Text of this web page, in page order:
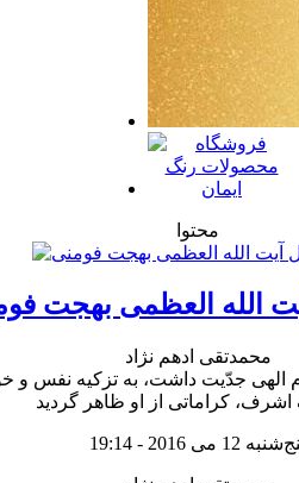
محتوا
الله العظمی بهجت
محمدتقى ادهم نژاد
الهى جدّیت داشت، به تزکیه
12 می 2016 - 19:14